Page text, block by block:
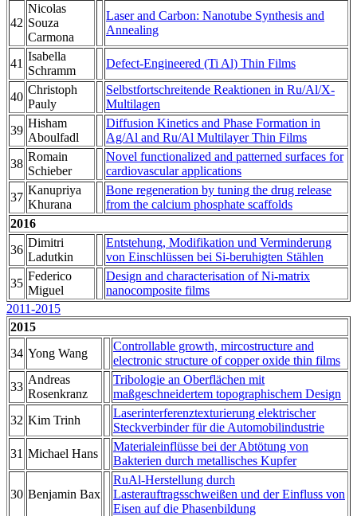
42
Nicolas
Souza
Carmona
Laser and Carbon: Nanotube Synthesis and
Annealing
41
Isabella
Schramm
Defect-Engineered (Ti Al) Thin Films
40
Christoph
Pauly
Selbstfortschreitende Reaktionen in Ru/Al/X-
Multilagen
39
Hisham
Aboulfadl
Diffusion Kinetics and Phase Formation in
Ag/Al and Ru/Al Multilayer Thin Films
38
Romain
Schieber
Novel functionalized and patterned surfaces for
cardiovascular applications
37
Kanupriya
Khurana
Bone regeneration by tuning the drug release
from the calcium phosphate scaffolds
2016
36
Dimitri
Ladutkin
Entstehung, Modifikation und Verminderung
von Einschlüssen bei Si-beruhigten Stählen
35
Federico
Miguel
Design and characterisation of Ni-matrix
nanocomposite films
2011-2015
2015
34 Yong Wang
Controllable growth, mircostructure and
electronic structure of copper oxide thin films
33
Andreas
Rosenkranz
Tribologie an Oberflächen mit
maßgeschneidertem topographischem Design
32 Kim Trinh
Laserinterferenztexturierung elektrischer
Steckverbinder für die Automobilindustrie
31 Michael Hans
Materialeinflüsse bei der Abtötung von
Bakterien durch metallisches Kupfer
30 Benjamin Bax
RuAl-Herstellung durch
Lasterauftragsschweißen und der Einfluss von
Eisen auf die Phasenbildung